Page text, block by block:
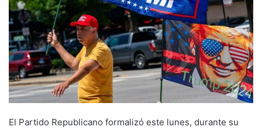
El Partido Republicano formalizó este lunes, durante su